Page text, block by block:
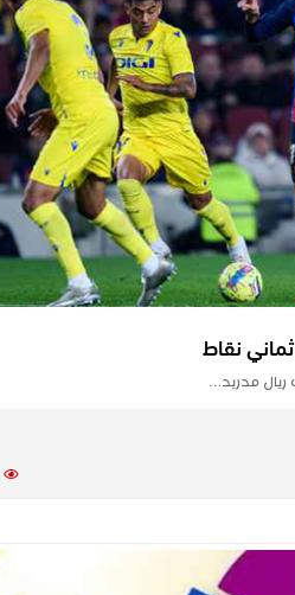
نقاط
مدريد…